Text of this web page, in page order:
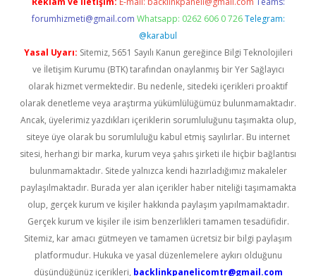
forumhizmeti@gmail.com Whatsapp: 0262 606 0 726 Telegram:
@karabul
Yasal Uyarı: Sitemiz, 5651 Sayılı Kanun gereğince Bilgi Teknolojileri
ve İletişim Kurumu (BTK) tarafından onaylanmış bir Yer Sağlayıcı
olarak hizmet vermektedir. Bu nedenle, sitedeki içerikleri proaktif
olarak denetleme veya araştırma yükümlülüğümüz bulunmamaktadır.
Ancak, üyelerimiz yazdıkları içeriklerin sorumluluğunu taşımakta olup,
siteye üye olarak bu sorumluluğu kabul etmiş sayılırlar. Bu internet
sitesi, herhangi bir marka, kurum veya şahıs şirketi ile hiçbir bağlantısı
bulunmamaktadır. Sitede yalnızca kendi hazırladığımız makaleler
paylaşılmaktadır. Burada yer alan içerikler haber niteliği taşımamakta
olup, gerçek kurum ve kişiler hakkında paylaşım yapılmamaktadır.
Gerçek kurum ve kişiler ile isim benzerlikleri tamamen tesadüfidir.
Sitemiz, kar amacı gütmeyen ve tamamen ücretsiz bir bilgi paylaşım
platformudur. Hukuka ve yasal düzenlemelere aykırı olduğunu
düşündüğünüz içerikleri, backlinkpanelicomtr@gmail.com